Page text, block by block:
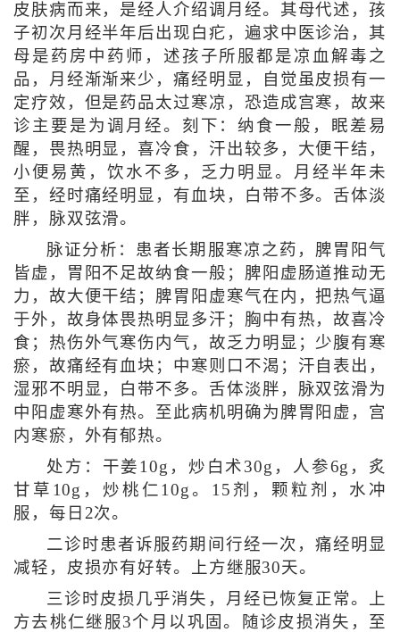
皮肤病而来，是经人介绍调月经。其母代述，孩
子初次月经半年后出现白疕，遍求中医诊治，其
母是药房中药师，述孩子所服都是凉血解毒之
品，月经渐渐来少，痛经明显，自觉虽皮损有一
定疗效，但是药品太过寒凉，恐造成宫寒，故来
诊主要是为调月经。刻下：纳食一般，眠差易
醒，畏热明显，喜冷食，汗出较多，大便干结，
小便易黄，饮水不多，乏力明显。月经半年未
至，经时痛经明显，有血块，白带不多。舌体淡
胖，脉双弦滑。
脉证分析：患者长期服寒凉之药，脾胃阳气
皆虚，胃阳不足故纳食一般；脾阳虚肠道推动无
力，故大便干结；脾胃阳虚寒气在内，把热气逼
于外，故身体畏热明显多汗；胸中有热，故喜冷
食；热伤外气寒伤内气，故乏力明显；少腹有寒
瘀，故痛经有血块；中寒则口不渴；汗自表出，
湿邪不明显，白带不多。舌体淡胖，脉双弦滑为
中阳虚寒外有热。至此病机明确为脾胃阳虚，宫
内寒瘀，外有郁热。
处方：干姜10g，炒白术30g，人参6g，炙
甘草10g，炒桃仁10g。15剂，颗粒剂，水冲
服，每日2次。
二诊时患者诉服药期间行经一次，痛经明显
减轻，皮损亦有好转。上方继服30天。
三诊时皮损几乎消失，月经已恢复正常。上
方去桃仁继服3个月以巩固。随诊皮损消失，至